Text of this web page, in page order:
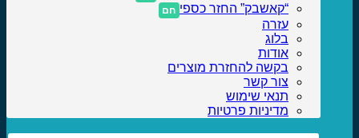
“קאשבק” החזר כספי
עזרה
בלוג
אודות
בקשה להחזרת מוצרים
צור קשר
תנאי שימוש
מדיניות פרטיות